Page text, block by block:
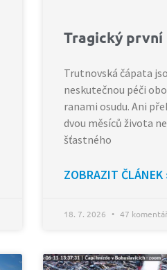
Tragický
Trutnovská čápata
neskutečnou péči
ranami osudu. Ani
dvou měsíců života
šťastného
ZOBRAZIT ČLÁNEK
18. 7. 2026 47